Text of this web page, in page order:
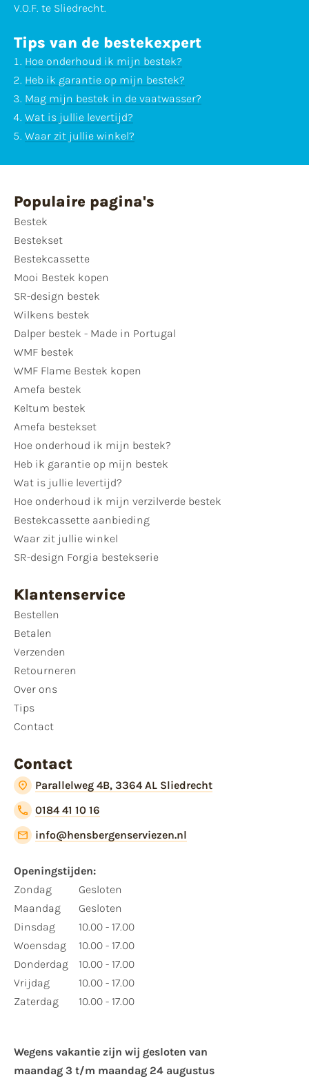
V.O.F. te Sliedrecht.
Tips van de bestekexpert
Hoe onderhoud ik mijn bestek?
Heb ik garantie op mijn bestek?
Mag mijn bestek in de vaatwasser?
Wat is jullie levertijd?
Waar zit jullie winkel?
Populaire pagina's
Bestek
Bestekset
Bestekcassette
Mooi Bestek kopen
SR-design bestek
Wilkens bestek
Dalper bestek - Made in Portugal
WMF bestek
WMF Flame Bestek kopen
Amefa bestek
Keltum bestek
Amefa bestekset
Hoe onderhoud ik mijn bestek?
Heb ik garantie op mijn bestek
Wat is jullie levertijd?
Hoe onderhoud ik mijn verzilverde bestek
Bestekcassette aanbieding
Waar zit jullie winkel
SR-design Forgia bestekserie
Klantenservice
Bestellen
Betalen
Verzenden
Retourneren
Over ons
Tips
Contact
Contact
Parallelweg 4B, 3364 AL Sliedrecht
0184 41 10 16
info@hensbergenserviezen.nl
Openingstijden:
Zondag
Maandag
Dinsdag
Woensdag
Donderdag
Vrijdag
Zaterdag
Gesloten
Gesloten
10.00 - 17.00
10.00 - 17.00
10.00 - 17.00
10.00 - 17.00
10.00 - 17.00
Wegens vakantie zijn wij gesloten van ​
maandag 3 t/m maandag 24 augustus